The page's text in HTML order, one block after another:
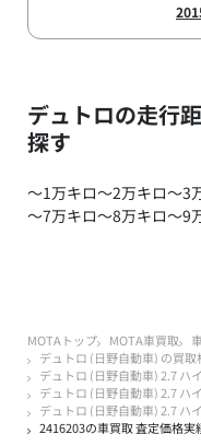
デュトロの走行
探す
～1万キロ～2万キロ～3
～7万キロ～8万キロ～9
MOTAトップ MOTA車買取
デュトロ (日野自動車) の買取
デュトロ (日野自動車) 2.7 ハ
デュトロ (日野自動車) 2.7 ハ
デュトロ (日野自動車) 2.7 ハ
2416203の車買取 査定価格実